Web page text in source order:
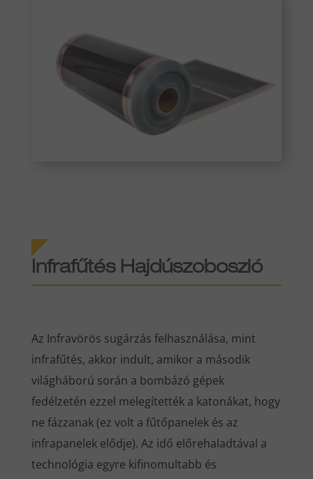
Infrafűtés​ Hajdúszoboszló
Az Infravörös sugárzás felhasználása, mint
infrafűtés, akkor indult, amikor a második
világháború során a bombázó gépek
fedélzetén ezzel melegítették a katonákat, hogy
ne fázzanak (ez volt a fűtőpanelek és az
infrapanelek elődje). Az idő előrehaladtával a
technológia egyre kifinomultabb és